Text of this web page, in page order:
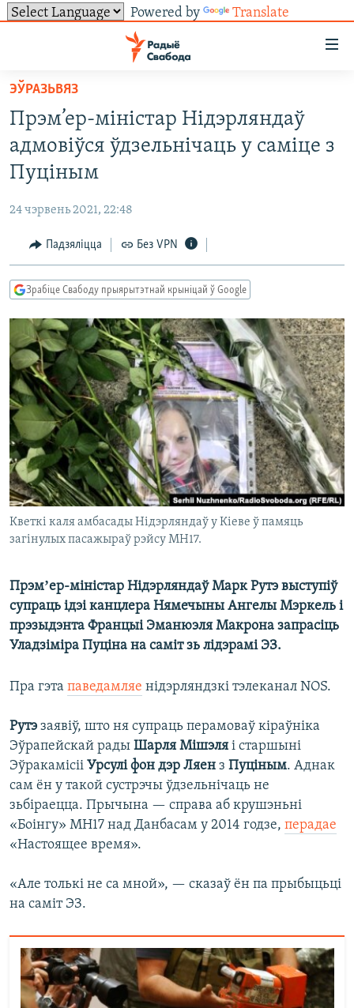
Powered by Translate
ўнівэрсальнага
доступу
Перайсьці
да
галоўнага
зьместу
Перайсьці
да
навігацыі
Перайсьці
да
УСЕ НАВІНЫ
ВІДЭА І ФОТА
ПАЛІТЫКА
ЭКАНОМІКА
ПАЛІТВЯЗЬНІ
КУЛЬТУРА
КАЛЯНДАР
ТОЛЬКІ НА СВАБОДЗЕ
ТЭСТЫ
ГІСТОРЫЯ НА СВАБОДЗЕ
ПАДКАСТЫ
PREMIUM
МОВА
НА ХВАЛЯХ СВАБОДЫ
СУВЯЗЬ
ПАДЗЯЛІЦЦА ІНФАРМАЦЫЯЙ
RSS
ПАДКАСТЫ
Усе сайты РС/РСЭ
ЭЎРАЗЬВЯЗ
Прэм’ер-міністар Нідэрляндаў
адмовіўся ўдзельнічаць у саміце з
Пуціным
24 чэрвень 2021, 22:48
Падзяліцца Без VPN
Зрабіце Свабоду прыярытэтнай крыніцай ў Google
Кветкі каля амбасады Нідэрляндаў у Кіеве ў памяць
загінулых пасажыраў рэйсу MH17.
Прэмʼер-міністар Нідэрляндаў Марк Рутэ выступіў
супраць ідэі канцлера Нямечыны Ангелы Мэркель і
прэзыдэнта Францыі Эманюэля Макрона запрасіць
Уладзіміра Пуціна на саміт зь лідэрамі ЭЗ.
Пра гэта паведамляе нідэрляндзкі тэлеканал NOS.
Рутэ заявіў, што ня супраць перамоваў кіраўніка
Эўрапейскай рады Шарля Мішэля і старшыні
Эўракамісіі Урсулі фон дэр Ляен з Пуціным. Аднак
сам ён у такой сустрэчы ўдзельнічаць не
зьбіраецца. Прычына — справа аб крушэньні
«Боінгу» МН17 над Данбасам у 2014 годзе, перадае
«Настоящее время».
«Але толькі не са мной», — сказаў ён па прыбыцьці
на саміт ЭЗ.